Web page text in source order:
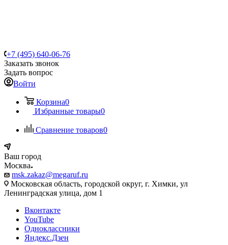
+7 (495) 640-06-76
Заказать звонок
Задать вопрос
Войти
Корзина0
Избранные товары0
Сравнение товаров0
Ваш город
Москва
msk.zakaz@megaruf.ru
Московская область, городской округ, г. Химки, ул
Ленинградская улица, дом 1
Вконтакте
YouTube
Одноклассники
Яндекс.Дзен